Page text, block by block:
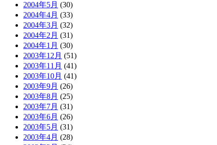
2004年5月 (30)
2004年4月 (33)
2004年3月 (32)
2004年2月 (31)
2004年1月 (30)
2003年12月 (51)
2003年11月 (41)
2003年10月 (41)
2003年9月 (26)
2003年8月 (25)
2003年7月 (31)
2003年6月 (26)
2003年5月 (31)
2003年4月 (28)